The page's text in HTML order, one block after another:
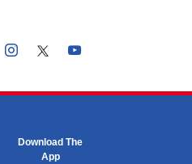
Download The
App